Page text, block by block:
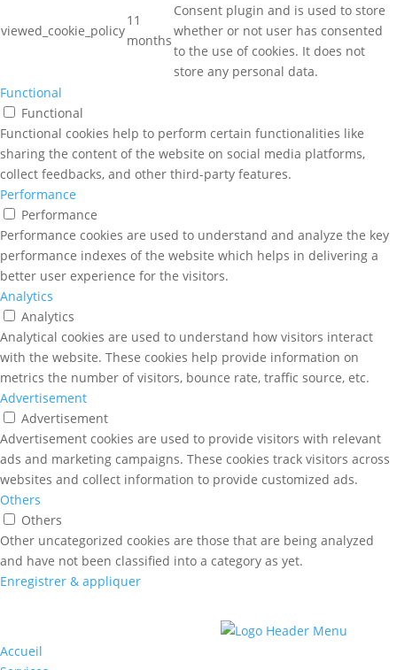
viewed_cookie_policy
11
months
Consent plugin and is used to store
whether or not user has consented
to the use of cookies. It does not
store any personal data.
Functional
Functional
Functional cookies help to perform certain functionalities like
sharing the content of the website on social media platforms,
collect feedbacks, and other third-party features.
Performance
Performance
Performance cookies are used to understand and analyze the key
performance indexes of the website which helps in delivering a
better user experience for the visitors.
Analytics
Analytics
Analytical cookies are used to understand how visitors interact
with the website. These cookies help provide information on
metrics the number of visitors, bounce rate, traffic source, etc.
Advertisement
Advertisement
Advertisement cookies are used to provide visitors with relevant
ads and marketing campaigns. These cookies track visitors across
websites and collect information to provide customized ads.
Others
Others
Other uncategorized cookies are those that are being analyzed
and have not been classified into a category as yet.
Enregistrer & appliquer
Accueil